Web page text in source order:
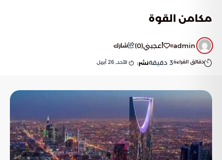
مكامن القوة
admin أعجبني(
0
) شارك
دقائق القراءة3 دقيقةنشر: الأحد, 26 أبريل